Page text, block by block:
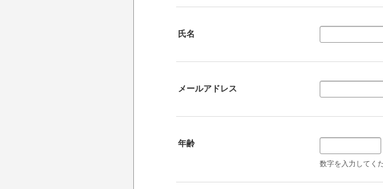
氏名
メールアドレス
年齢
数字を入力してく